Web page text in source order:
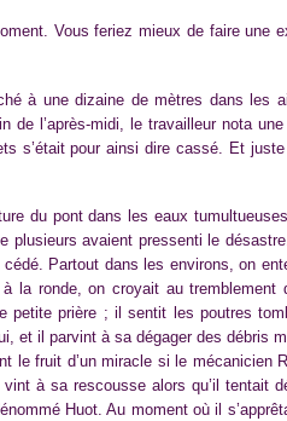
Vous feriez mieux de faire une
à une dizaine de mètres dans les
l’après-midi, le travailleur nota une
s’était pour ainsi dire cassé. Et
du pont dans les eaux
plusieurs avaient pressenti le
Partout dans les environs, on
la ronde, on croyait au tremblement
petite prière ; il sentit les poutres
et il parvint à sa dégager des débris
le fruit d’un miracle si le mécanicien
à sa rescousse alors qu’il tentait
Huot. Au moment où il